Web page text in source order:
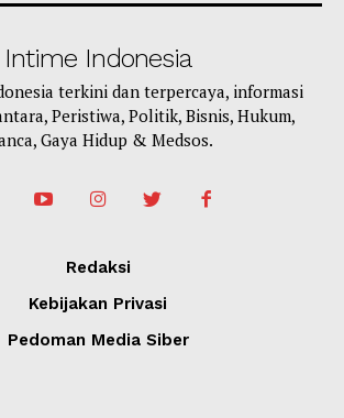
Intime Indonesia
terkini dan terpercaya, informasi
Peristiwa, Politik, Bisnis, Hukum,
Gaya Hidup & Medsos.
Redaksi
Kebijakan Privasi
Pedoman Media Siber